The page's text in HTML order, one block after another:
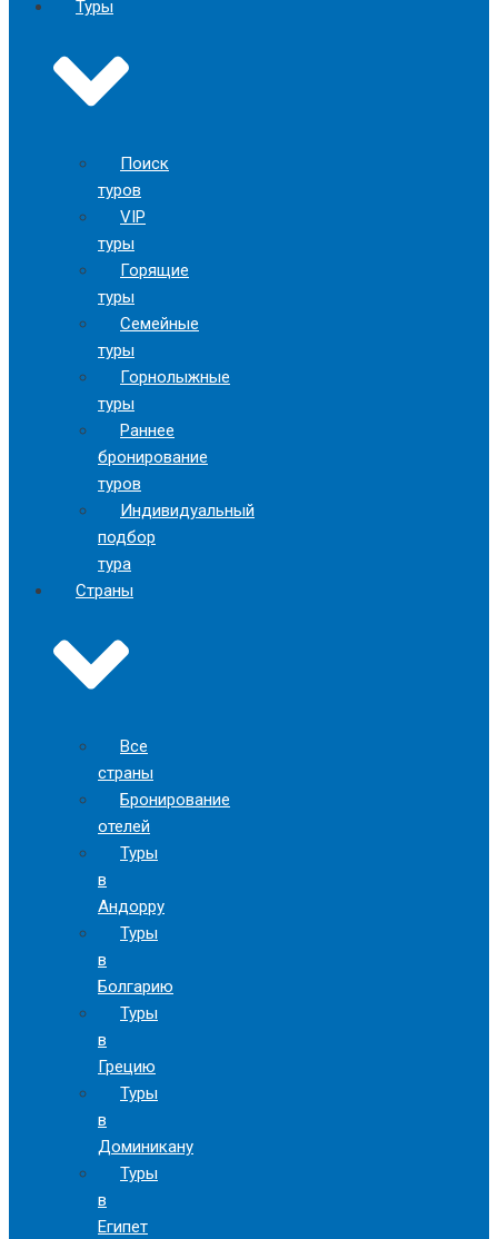
Туры
Поиск
туров
VIP
туры
Горящие
туры
Семейные
туры
Горнолыжные
туры
Раннее
бронирование
туров
Индивидуальный
подбор
тура
Страны
Все
страны
Бронирование
отелей
Туры
в
Андорру
Туры
в
Болгарию
Туры
в
Грецию
Туры
в
Доминикану
Туры
в
Египет